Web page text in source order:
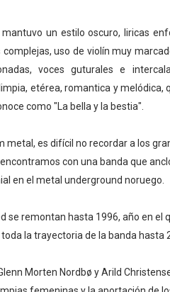
un estilo oscuro, liricas
uso de violín muy
voces guturales e
etérea, romantica y melódica,
como "La bella y la bestia".
es difícil no recordar a los
con una banda que
en el metal underground noruego.
se remontan hasta 1996, año en
la trayectoria de la banda hasta
Morten Nordbø y Arild